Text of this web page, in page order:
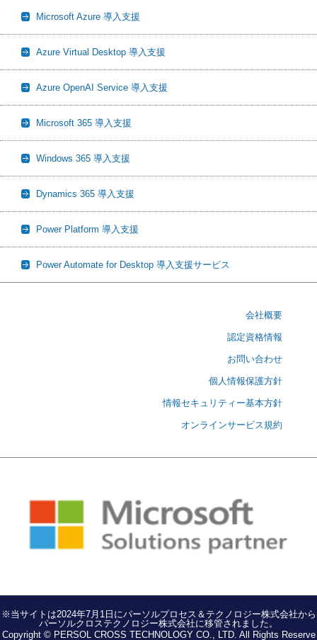
Microsoft Azure 導入支援
Azure Virtual Desktop 導入支援
Azure OpenAI Service 導入支援
Microsoft 365 導入支援
Windows 365 導入支援
Dynamics 365 導入支援
Power Platform 導入支援
Power Automate for Desktop 導入支援サービス
会社概要
認定資格情報
お問い合わせ
個人情報保護方針
情報セキュリティー基本方針
オンラインサービス規約
※当サイトは2024年7月1日にパーソルプロセス＆テクノロジー株式会社から
パーソルクロステクノロジー株式会社に移管されました。
Copyright © PERSOL CROSS TECHNOLOGY CO., LTD. All Rights Reserve